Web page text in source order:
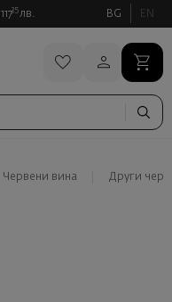
11735 лв. BG EN
Червени вина Други